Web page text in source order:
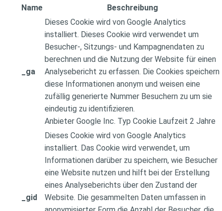
Name
Beschreibung
_ga
Dieses Cookie wird von Google Analytics
installiert. Dieses Cookie wird verwendet um
Besucher-, Sitzungs- und Kampagnendaten zu
berechnen und die Nutzung der Website für einen
Analysebericht zu erfassen. Die Cookies speichern
diese Informationen anonym und weisen eine
zufällig generierte Nummer Besuchern zu um sie
eindeutig zu identifizieren.
Anbieter Google Inc. Typ Cookie Laufzeit 2 Jahre
_gid
Dieses Cookie wird von Google Analytics
installiert. Das Cookie wird verwendet, um
Informationen darüber zu speichern, wie Besucher
eine Website nutzen und hilft bei der Erstellung
eines Analyseberichts über den Zustand der
Website. Die gesammelten Daten umfassen in